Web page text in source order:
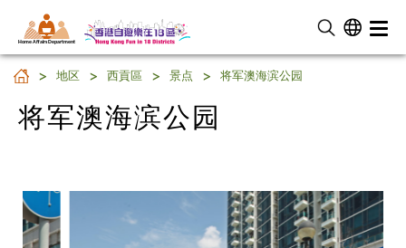
Home Affairs Department
将军澳海滨公园
地区 西貢區 景点 将军澳海滨公园
将军澳海滨公园